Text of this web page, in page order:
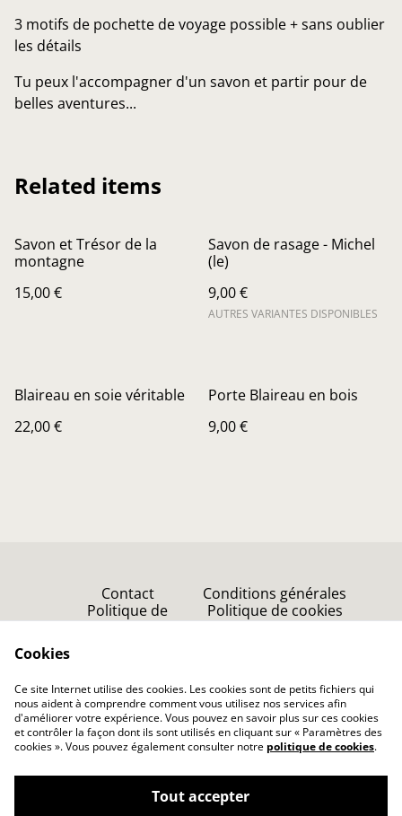
3 motifs de pochette de voyage possible + sans oublier
les détails
Tu peux l'accompagner d'un savon et partir pour de
belles aventures...
Related items
Savon et Trésor de la
montagne
15,00 €
Savon de rasage - Michel
(le)
9,00 €
AUTRES VARIANTES DISPONIBLES
Blaireau en soie véritable
22,00 €
Porte Blaireau en bois
9,00 €
Contact
Conditions générales
Politique de
confidentialité
Politique de cookies
C Cosm'Etik & cie - Savonnerie Artisanale et
Cookies
Ce site Internet utilise des cookies. Les cookies sont de petits fichiers qui
nous aident à comprendre comment vous utilisez nos services afin
d'améliorer votre expérience. Vous pouvez en savoir plus sur ces cookies
et contrôler la façon dont ils sont utilisés en cliquant sur « Paramètres des
cookies ». Vous pouvez également consulter notre politique de cookies.
Tout accepter